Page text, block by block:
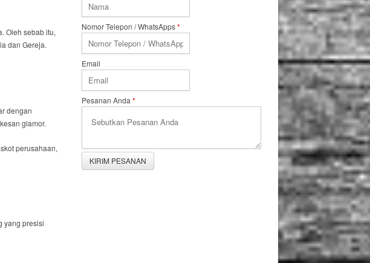
Oleh sebab itu,
dan Gereja.
dengan
glamor.
perusahaan,
yang presisi
Nomor Telepon / WhatsApps*
Email
Pesanan Anda *